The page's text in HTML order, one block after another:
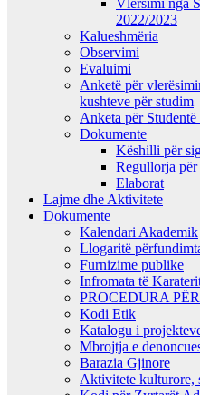
2022/2023
Kalueshmëria
Observimi
Evaluimi
Anketë për
kushteve për studim
Anketa për
Dokumente
Këshilli për
Regullorja për
Elaborat
Lajme dhe Aktivitete
Dokumente
Kalendari Akademik
Llogaritë
Furnizime publike
Infromata të
PROCEDURA
Kodi Etik
Katalogu i
Mbrojtja e
Barazia Gjinore
Aktivitete kulturore,